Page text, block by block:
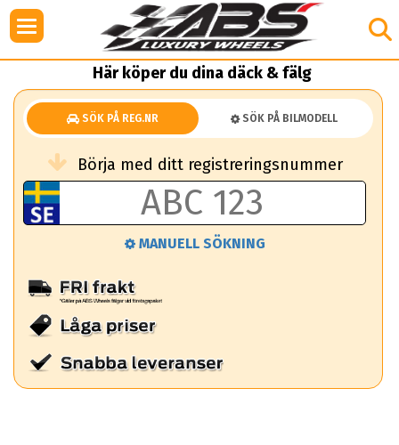
Här köper du dina däck & fälg
SÖK PÅ REG.NR SÖK PÅ BILMODELL
Börja med ditt registreringsnummer
MANUELL SÖKNING